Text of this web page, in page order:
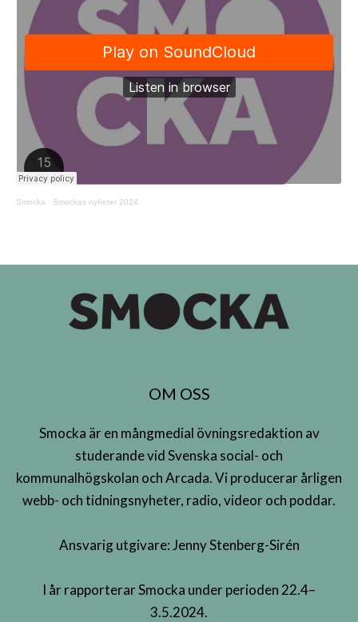
Smocka · Smockas nyheter 2024
OM OSS
Smocka är en mångmedial övningsredaktion av
studerande vid Svenska social- och
kommunalhögskolan och Arcada. Vi producerar årligen
webb- och tidningsnyheter, radio, videor och poddar.
Ansvarig utgivare: Jenny Stenberg-Sirén
I år rapporterar Smocka under perioden 22.4–
3.5.2024.